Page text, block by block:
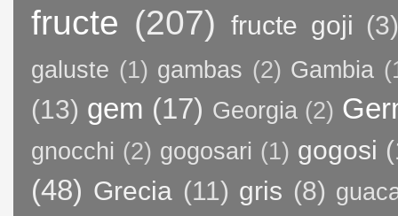
fructe (207) fructe goji (3)
galuste (1) gambas (2) Gambia
(13) gem (17) Georgia (2)
gnocchi (2) gogosari (1) gogosi
(48) Grecia (11) gris (8)